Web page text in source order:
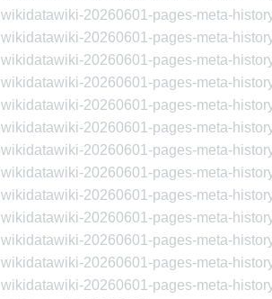
wikidatawiki-20260601-pages-meta-
wikidatawiki-20260601-pages-meta-
wikidatawiki-20260601-pages-meta-
wikidatawiki-20260601-pages-meta-
wikidatawiki-20260601-pages-meta-
wikidatawiki-20260601-pages-meta-
wikidatawiki-20260601-pages-meta-
wikidatawiki-20260601-pages-meta-
wikidatawiki-20260601-pages-meta-
wikidatawiki-20260601-pages-meta-
wikidatawiki-20260601-pages-meta-
wikidatawiki-20260601-pages-meta-
wikidatawiki-20260601-pages-meta-